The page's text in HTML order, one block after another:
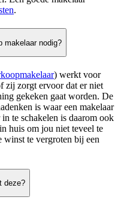
.
makelaar nodig?
) werkt voor
zij zorgt ervoor dat er niet
gekeken gaat worden. De
is waar een makelaar
te schakelen is daarom ook
huis om jou niet teveel te
winst te vergroten bij een
deze?